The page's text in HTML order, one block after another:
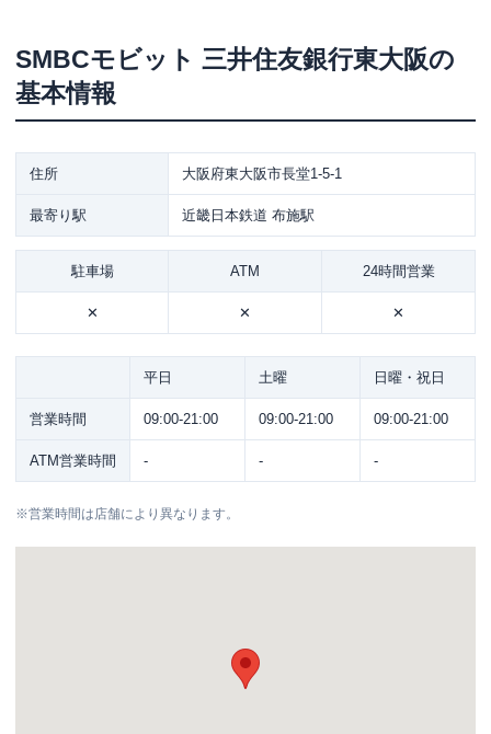
SMBCモビット 三井住友銀行東大阪の
基本情報
住所 大阪府東大阪市長堂1-5-1
最寄り駅 近畿日本鉄道 布施駅
駐車場 ATM 24時間営業
✕ ✕ ✕
平日 土曜 日曜・祝日
営業時間 09:00-21:00 09:00-21:00 09:00-21:00
ATM営業時間 - - -
※営業時間は店舗により異なります。